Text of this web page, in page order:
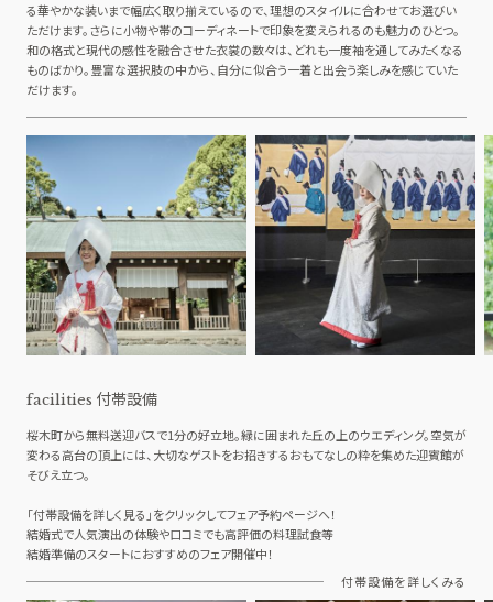
る華やかな装いまで幅広く取り揃えているので、理想のスタイルに合わせてお選びい
ただけます。さらに小物や帯のコーディネートで印象を変えられるのも魅力のひとつ。
和の格式と現代の感性を融合させた衣裳の数々は、どれも一度袖を通してみたくなる
ものばかり。豊富な選択肢の中から、自分に似合う一着と出会う楽しみを感じていた
だけます。
facilities 付帯設備
桜木町から無料送迎バスで1分の好立地。緑に囲まれた丘の上のウエディング。空気が
変わる高台の頂上には、大切なゲストをお招きするおもてなしの粋を集めた迎賓館が
そびえ立つ。
「付帯設備を詳しく見る」をクリックしてフェア予約ページへ！
結婚式で人気演出の体験や口コミでも高評価の料理試食等
結婚準備のスタートにおすすめのフェア開催中！
付帯設備を詳しくみる